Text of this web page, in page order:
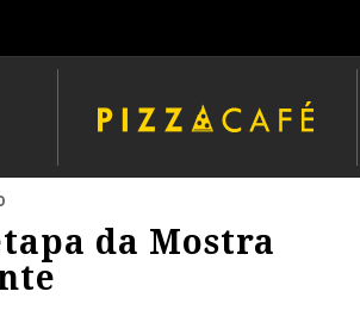
da Mostra